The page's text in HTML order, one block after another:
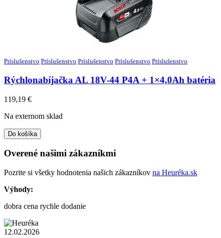
Príslušenstvo Príslušenstvo Príslušenstvo Príslušenstvo Príslušenstvo
Rýchlonabíjačka AL 18V-44 P4A + 1×4,0Ah batéria
119,19 €
Na externom sklad
Do košíka
Overené našimi zákazníkmi
Pozrite si všetky hodnotenia našich zákazníkov na Heuréka.sk
Výhody:
dobra cena rychle dodanie
12.02.2026